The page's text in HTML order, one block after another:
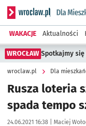
Serwis informacyjny
WAKACJE Aktualności
WROCŁAW Spotkajmy się
wroclaw.pl Dla
Rusza loteria
spada tempo
Data publikacji:
24.06.2021 16:38 | Autor:
Maciej